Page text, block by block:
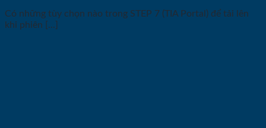
Có những tùy chọn nào trong STEP 7 (TIA Portal) để tải lên
khi phiên [...]